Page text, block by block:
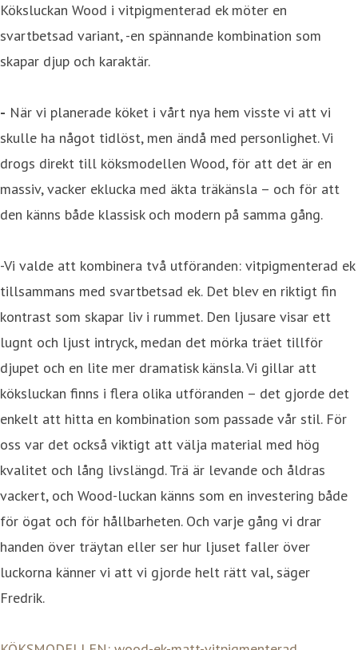
Köksluckan Wood i vitpigmenterad ek möter en
svartbetsad variant, -en spännande kombination som
skapar djup och karaktär.
- När vi planerade köket i vårt nya hem visste vi att vi
skulle ha något tidlöst, men ändå med personlighet. Vi
drogs direkt till köksmodellen Wood, för att det är en
massiv, vacker eklucka med äkta träkänsla – och för att
den känns både klassisk och modern på samma gång.
-Vi valde att kombinera två utföranden: vitpigmenterad ek
tillsammans med svartbetsad ek. Det blev en riktigt fin
kontrast som skapar liv i rummet. Den ljusare visar ett
lugnt och ljust intryck, medan det mörka träet tillför
djupet och en lite mer dramatisk känsla. Vi gillar att
köksluckan finns i flera olika utföranden – det gjorde det
enkelt att hitta en kombination som passade vår stil. För
oss var det också viktigt att välja material med hög
kvalitet och lång livslängd. Trä är levande och åldras
vackert, och Wood-luckan känns som en investering både
för ögat och för hållbarheten. Och varje gång vi drar
handen över träytan eller ser hur ljuset faller över
luckorna känner vi att vi gjorde helt rätt val, säger
Fredrik.